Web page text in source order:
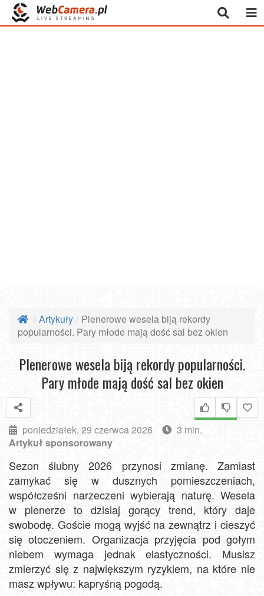
Artykuły
Plenerowe wesela biją rekordy
popularności. Pary młode mają dość sal bez okien
Plenerowe wesela biją rekordy popularności.
Pary młode mają dość sal bez okien
poniedziałek, 29 czerwca 2026
3 min.
Artykuł sponsorowany
Sezon ślubny 2026 przynosi zmianę. Zamiast
zamykać się w dusznych pomieszczeniach,
współcześni narzeczeni wybierają naturę. Wesela
w plenerze to dzisiaj gorący trend, który daje
swobodę. Goście mogą wyjść na zewnątrz i cieszyć
się otoczeniem. Organizacja przyjęcia pod gołym
niebem wymaga jednak elastyczności. Musisz
zmierzyć się z największym ryzykiem, na które nie
masz wpływu: kapryśną pogodą.